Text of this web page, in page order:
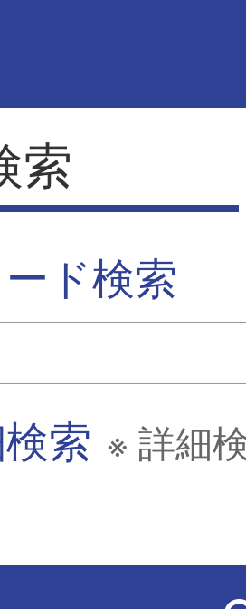
索
ド検索
索 ※ 詳細